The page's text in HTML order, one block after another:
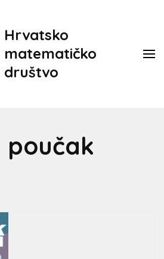
Hrvatsko
matematičko
društvo
poučak